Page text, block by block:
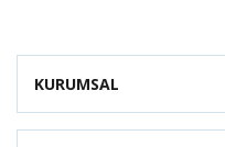
KURUMSAL